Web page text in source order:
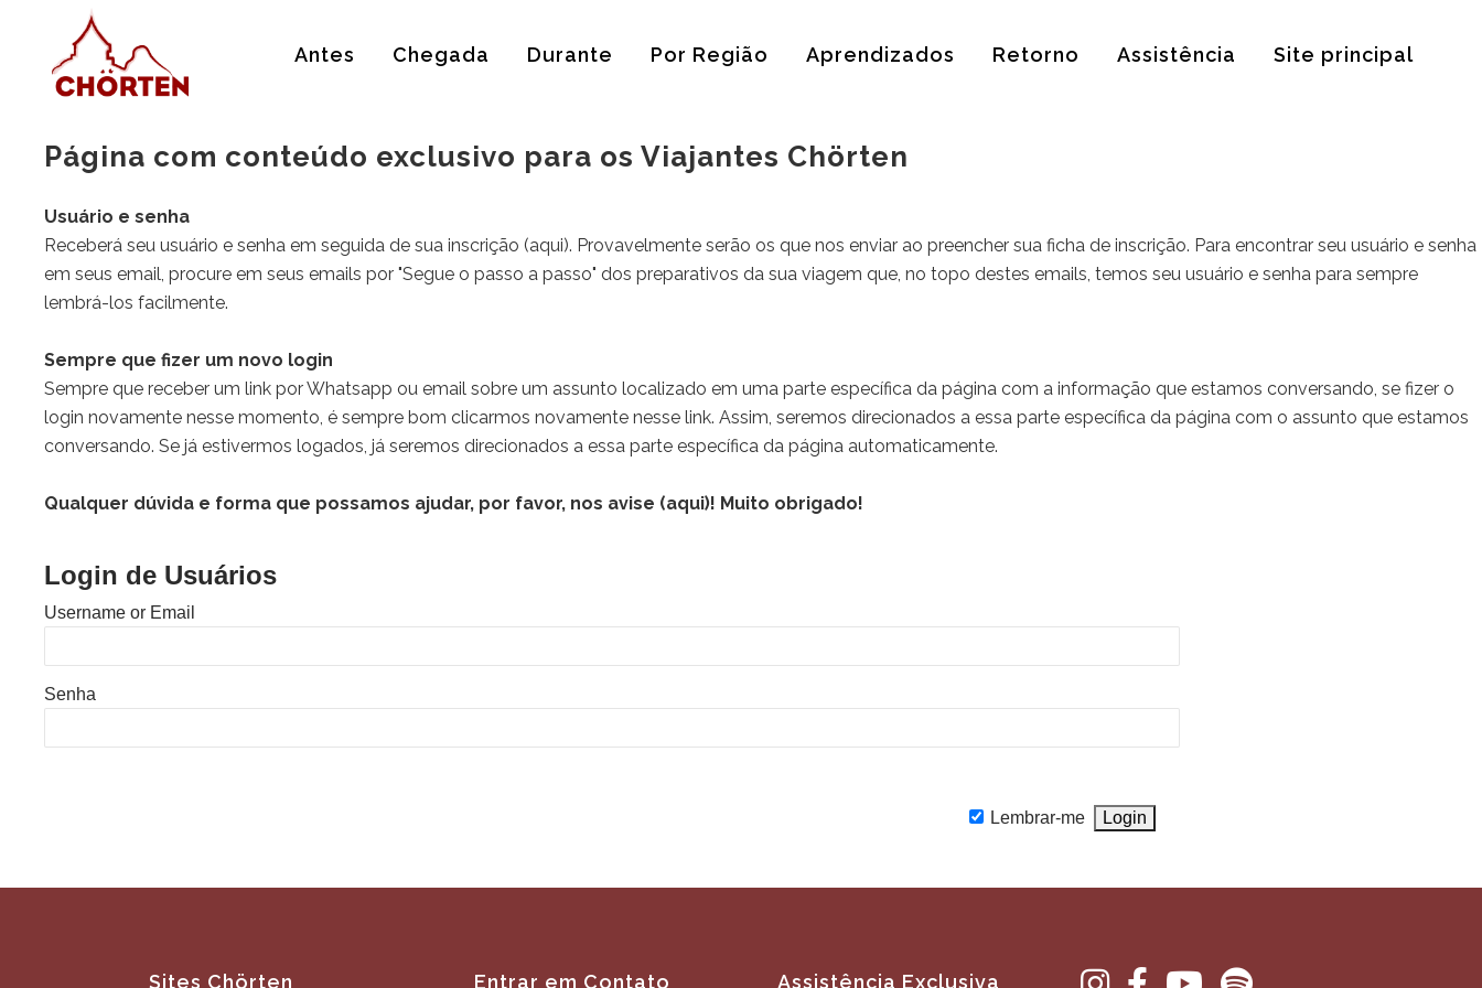
Antes Chegada Durante Por Região Aprendizados Retorno Assistência Site principal
Página com conteúdo exclusivo para os Viajantes Chörten
Usuário e senha
Receberá seu usuário e senha em seguida de sua inscrição (aqui). Provavelmente serão os que nos enviar ao preencher sua ficha de inscrição. Para encontrar seu usuário e senha
em seus email, procure em seus emails por "Segue o passo a passo" dos preparativos da sua viagem que, no topo destes emails, temos seu usuário e senha para sempre
lembrá-los facilmente.
Sempre que fizer um novo login
Sempre que receber um link por Whatsapp ou email sobre um assunto localizado em uma parte específica da página com a informação que estamos conversando, se fizer o
login novamente nesse momento, é sempre bom clicarmos novamente nesse link. Assim, seremos direcionados a essa parte específica da página com o assunto que estamos
conversando. Se já estivermos logados, já seremos direcionados a essa parte específica da página automaticamente.
Qualquer dúvida e forma que possamos ajudar, por favor, nos avise (aqui)! Muito obrigado!
Login de Usuários
Username or Email
Senha
Lembrar-me
Sites Chörten Entrar em Contato Assistência Exclusiva